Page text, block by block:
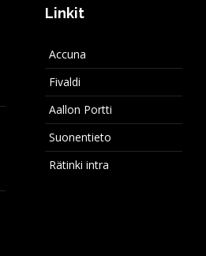
Linkit
Accuna
Fivaldi
Aallon Portti
Suonentieto
Rätinki intra